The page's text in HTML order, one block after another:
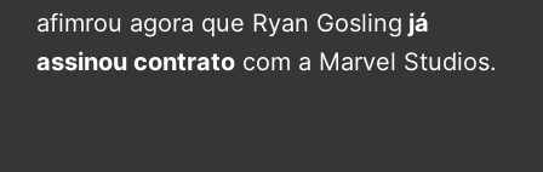
afimrou agora que Ryan Gosling já
assinou contrato com a Marvel Studios.